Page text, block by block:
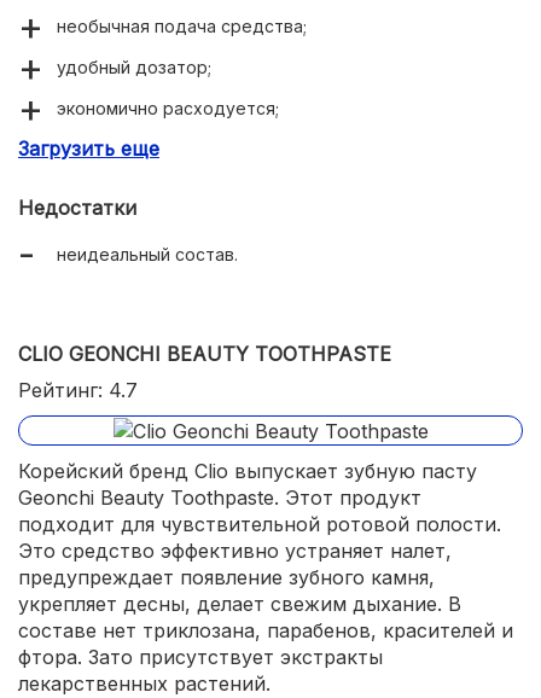
необычная подача средства;
удобный дозатор;
экономично расходуется;
большой объем;
Загрузить еще
Недостатки
неидеальный состав.
CLIO GEONCHI BEAUTY TOOTHPASTE
Рейтинг: 4.7
Корейский бренд Clio выпускает зубную пасту
Geonchi Beauty Toothpaste. Этот продукт
подходит для чувствительной ротовой полости.
Это средство эффективно устраняет налет,
предупреждает появление зубного камня,
укрепляет десны, делает свежим дыхание. В
составе нет триклозана, парабенов, красителей и
фтора. Зато присутствует экстракты
лекарственных растений.